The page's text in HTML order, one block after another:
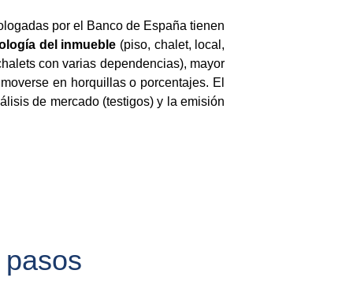
por el Banco de España tienen
del inmueble (piso, chalet, local,
con varias dependencias), mayor
en horquillas o porcentajes. El
de mercado (testigos) y la emisión